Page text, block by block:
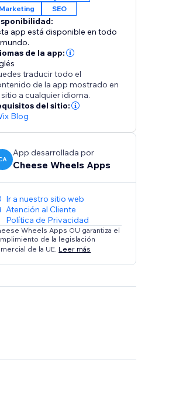
Marketing
SEO
app está disponible en todo
de la app:
traducir todo el
de la app mostrado en
a cualquier idioma.
del sitio:
Blog
App desarrollada por
Cheese Wheels Apps
Ir a nuestro sitio web
Atención al Cliente
Política de Privacidad
Wheels Apps OU garantiza el
de la legislación
de la UE. Leer más